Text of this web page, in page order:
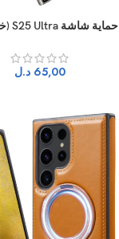
حماية شاشة S25 Ultra (خصوصية)
65,00 د.ل